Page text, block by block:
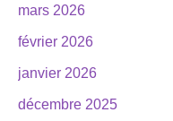
mars 2026
février 2026
janvier 2026
décembre 2025